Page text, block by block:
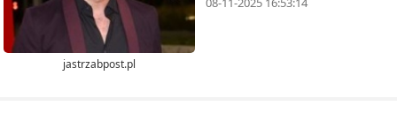
jastrzabpost.pl